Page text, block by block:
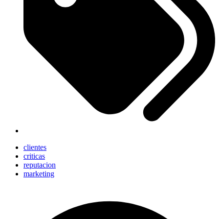
clientes
criticas
reputacion
marketing